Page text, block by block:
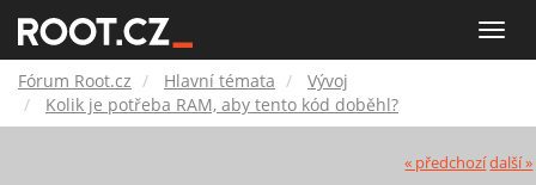
Toggle
Root.cz
Fórum Root.cz Hlavní témata
Vývoj
Kolik je potřeba RAM, aby tento kód doběhl?
« předchozídalší »